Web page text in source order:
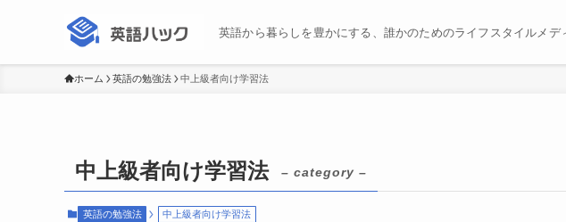
英語から暮らしを豊かにする、誰かのためのライフスタイルメデ
ホーム 英語の勉強法 中上級者向け学習法
中上級者向け学習法 – category –
英語の勉強法 中上級者向け学習法